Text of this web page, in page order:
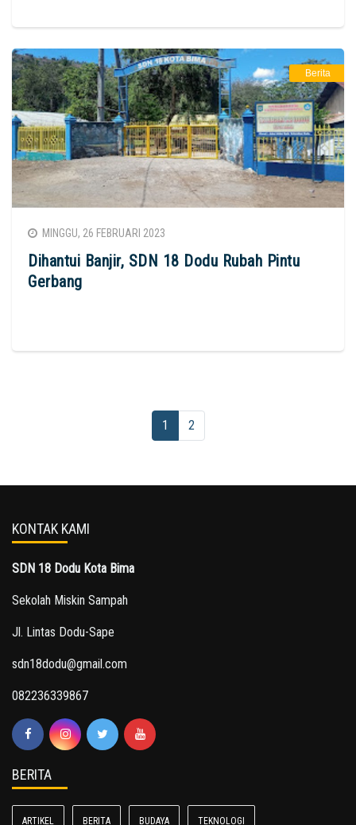
Berita
MINGGU, 26 FEBRUARI 2023
Dihantui Banjir, SDN 18 Dodu Rubah Pintu
Gerbang
1 2
KONTAK KAMI
SDN 18 Dodu Kota Bima
Sekolah Miskin Sampah
Jl. Lintas Dodu-Sape
sdn18dodu@gmail.com
082236339867
BERITA
ARTIKEL BERITA BUDAYA TEKNOLOGI